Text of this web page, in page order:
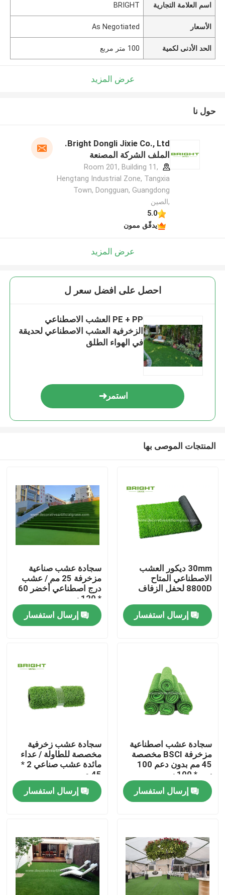
مسكن
معلومات عنا
جولة في المعمل
اتصل بنا
أخبار
اطلب اقتباس
عشب صناعي للديكور
اسم العلامة التجارية BRIGHT
الأسعار As Negotiated
الحد الأدنى لكمية 100 متر مربع
عرض المزيد
حول نا
Bright Dongli Jixie Co., Ltd.
الملف الشركة المصنعة
Room 201, Building 11,
Hengtang Industrial Zone, Tangxia
Town, Dongguan, Guangdong
,الصين
5.0
يدقّق ممون
عرض المزيد
احصل على افضل سعر ل
PE + PP العشب الاصطناعي
الزخرفية العشب الاصطناعي لحديقة
في الهواء الطلق
استمر
المنتجات الموصى بها
30mm ديكور العشب
الاصطناعي المتاح
8800D لحفل الزفاف
إرسال استفسار
سجادة عشب صناعية
مزخرفة 25 مم / عشب
درج اصطناعي أخضر 60
* 120 سم
إرسال استفسار
سجادة عشب اصطناعية
مزخرفة BSCI مخصصة
45 مم بدون دعم 100
سم * 100 سم
إرسال استفسار
سجادة عشب زخرفية
مخصصة للطاولة / عداء
مائدة عشب صناعي 2 *
45 م
إرسال استفسار